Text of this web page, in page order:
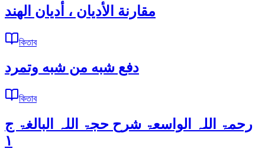
مقارنة الأديان ، أديان الهند
কিতাব
دفع شبه من شبه وتمرد
কিতাব
رحمۃ اللہ الواسعۃ شرح حجۃ اللہ البالغۃ ج
١